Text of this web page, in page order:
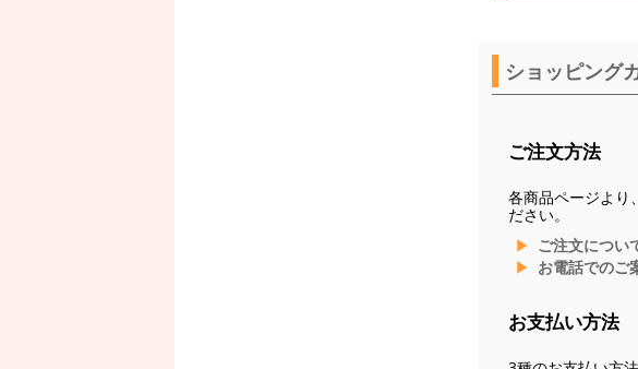
ショッピング
ご注文方法
各商品ページより
ださい。
ご注文につい
お電話でのご
お支払い方法